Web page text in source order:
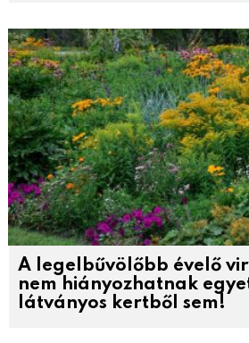
A legelbűvölőbb évelő
nem hiányozhatnak
látványos kertből sem!